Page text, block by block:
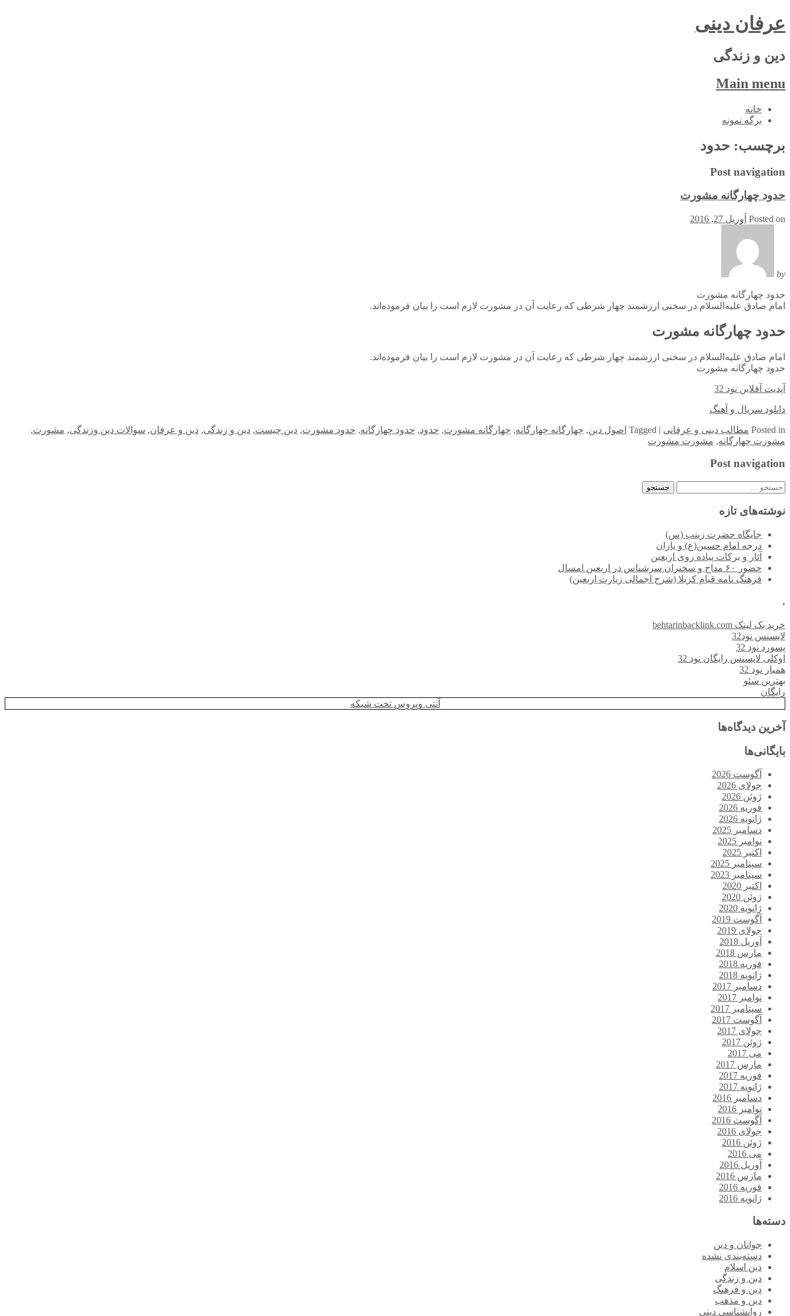
عرفان دینی
دین و زندگی
Main menu
Skip
خانه
برگه نمونه
برچسب: حدود
Post navigation
حدود چهارگانه مشورت
Posted on آوریل 27, 2016
by
حدود چهارگانه مشورت
امام صادق علیه‌السلام در سخنی ارزشمند چهار شرطی که رعایت آن در مشورت لازم است را بیان فرموده‌اند.
حدود چهارگانه مشورت
امام صادق علیه‌السلام در سخنی ارزشمند چهار شرطی که رعایت آن در مشورت لازم است را بیان فرموده‌اند.
حدود چهارگانه مشورت
آپدیت آفلاین نود 32
دانلود سریال و آهنگ
Posted in مطالب دینی و عرفانی |
Tagged اصول دین, چهارگانه چهارگانه, چهارگانه مشورت, حدود, حدود چهارگانه, حدود مشورت, دین چیست, دین و زندگی, دین و عرفان, سوالات دین وزندگی, مشورت,
مشورت چهارگانه, مشورت مشورت
Post navigation
جستجو
نوشته‌های تازه
جایگاه حضرت زینب (س)
درجه امام حسین(ع) و یاران
آثار و برکات پیاده روی اربعین
حضور ۶۰ مداح و سخنران سرشناس در اربعین امسال
فرهنگ نامه قیام کربلا (شرح اجمالی زیارت اربعین)
.
خرید بک لینک behtarinbacklink.com
لایسنس نود32
پسورد نود 32
اوکلی لایسنس رایگان نود 32
همیار نود 32
بهترین سئو
رایگان
آنتی ویروس تحت شبکه
آخرین دیدگاه‌ها
بایگانی‌ها
آگوست 2026
جولای 2026
ژوئن 2026
فوریه 2026
ژانویه 2026
دسامبر 2025
نوامبر 2025
اکتبر 2025
سپتامبر 2025
سپتامبر 2023
اکتبر 2020
ژوئن 2020
ژانویه 2020
آگوست 2019
جولای 2019
آوریل 2018
مارس 2018
فوریه 2018
ژانویه 2018
دسامبر 2017
نوامبر 2017
سپتامبر 2017
آگوست 2017
جولای 2017
ژوئن 2017
می 2017
مارس 2017
فوریه 2017
ژانویه 2017
دسامبر 2016
نوامبر 2016
آگوست 2016
جولای 2016
ژوئن 2016
می 2016
آوریل 2016
مارس 2016
فوریه 2016
ژانویه 2016
دسته‌ها
جوانان و دین
دسته‌بندی نشده
دین اسلام
دین و زندگی
دین و فرهنگ
دین و مذهب
روانشناسی دینی